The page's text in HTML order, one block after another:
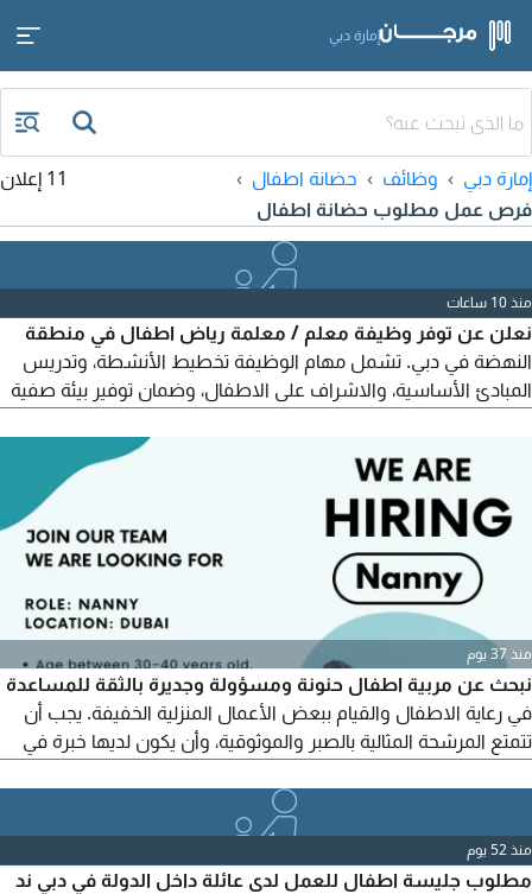
إمارة دبي
إمارة دبي وظائف
حضانة اطفال
فرص عمل مطلوب حضانة اطفال
11 إعلان
منذ 10 ساعات
نعلن عن توفر وظيفة معلم / معلمة رياض اطفال في منطقة
النهضة في دبي. تشمل مهام الوظيفة تخطيط الأنشطة، وتدريس
المبادئ الأساسية، والاشراف على الاطفال، وضمان توفير بيئة صفية
المزايا توفير تأشيرة العمل، والتأمين الطبي، والإجازة السنوية، وبدل
المواصلات، ومكافأة نهاية الخدمة. ندعو المرشحين المهتمين الى
تقديم سيرهم الذاتية المحدثة
منذ 37 يوم
نبحث عن مربية اطفال حنونة ومسؤولة وجديرة بالثقة للمساعدة
في رعاية الاطفال والقيام ببعض الأعمال المنزلية الخفيفة. يجب أن
تتمتع المرشحة المثالية بالصبر والموثوقية، وأن يكون لديها خبرة في
منذ 52 يوم
مطلوب جليسة اطفال للعمل لدى عائلة داخل الدولة في دبي ند